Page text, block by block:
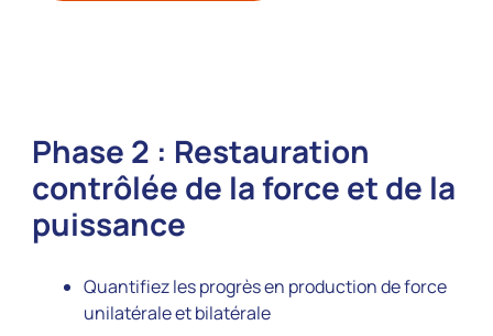
Phase 2 : Restauration
contrôlée de la force et de la
puissance
Quantifiez les progrès en production de force
unilatérale et bilatérale